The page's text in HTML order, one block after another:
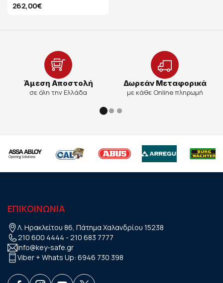
262,00€
Άμεση Αποστολή
σε όλη την Ελλάδα
Δωρεάν Μεταφορικά
με κάθε Online πληρωμή
ΕΠΙΚΟΙΝΩΝΙΑ
Λ. Ηρακλείτου 86, Πάτημα Χαλανδρίου 15238
210 600 4444 - 210 683 7777
info@key-safe.gr
Viber + Whats Up: 6946 730 398